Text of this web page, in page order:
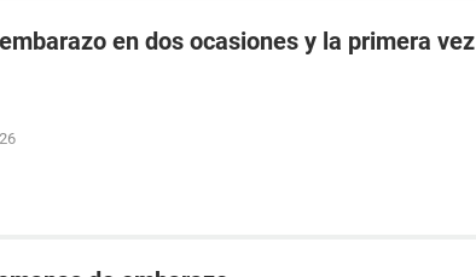
en dos ocasiones y la primera vez